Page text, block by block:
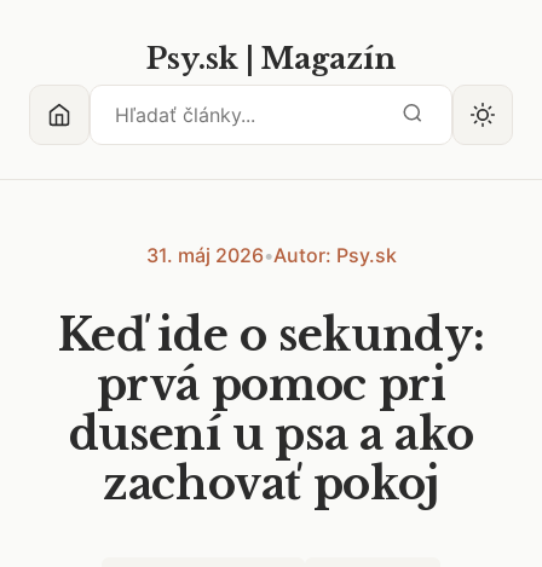
Psy.sk | Magazín
31. máj 2026•Autor: Psy.sk
Keď ide o sekundy:
prvá pomoc pri
dusení u psa a ako
zachovať pokoj